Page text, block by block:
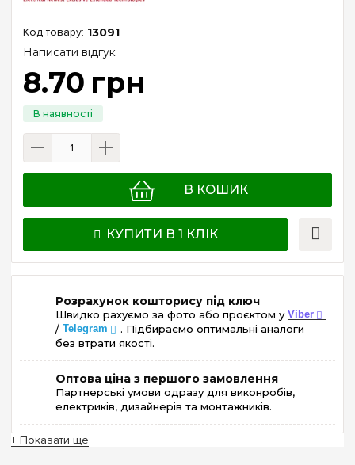
13091
Написати відгук
8.70 грн
В КОШИК
КУПИТИ В 1 КЛІК
Розрахунок кошторису під ключ
Швидко рахуємо за фото або проєктом у Viber
/ Telegram
. Підбираємо оптимальні аналоги
без втрати якості.
Оптова ціна з першого замовлення
Партнерські умови одразу для виконробів,
електриків, дизайнерів та монтажників.
+ Показати ще